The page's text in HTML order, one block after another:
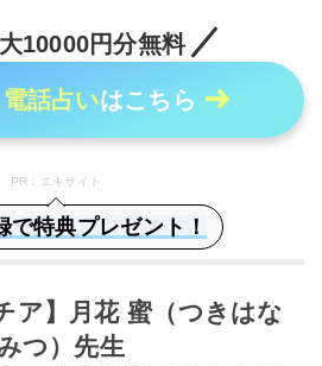
10000円分無料
話占いはこちら
PR：エキサイト
で特典プレゼント！
ア】月花 蜜（つきはな
つ）先生